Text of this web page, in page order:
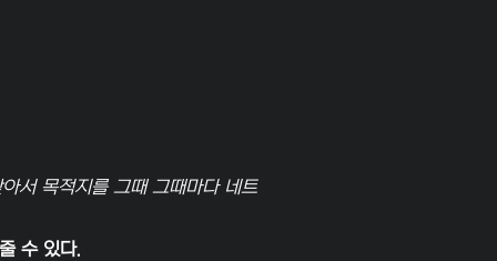
서 목적지를 그때 그때마다 네트
수 있다.